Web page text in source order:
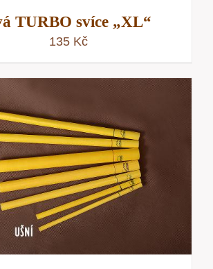
TURBO svíce „XL“
135 Kč